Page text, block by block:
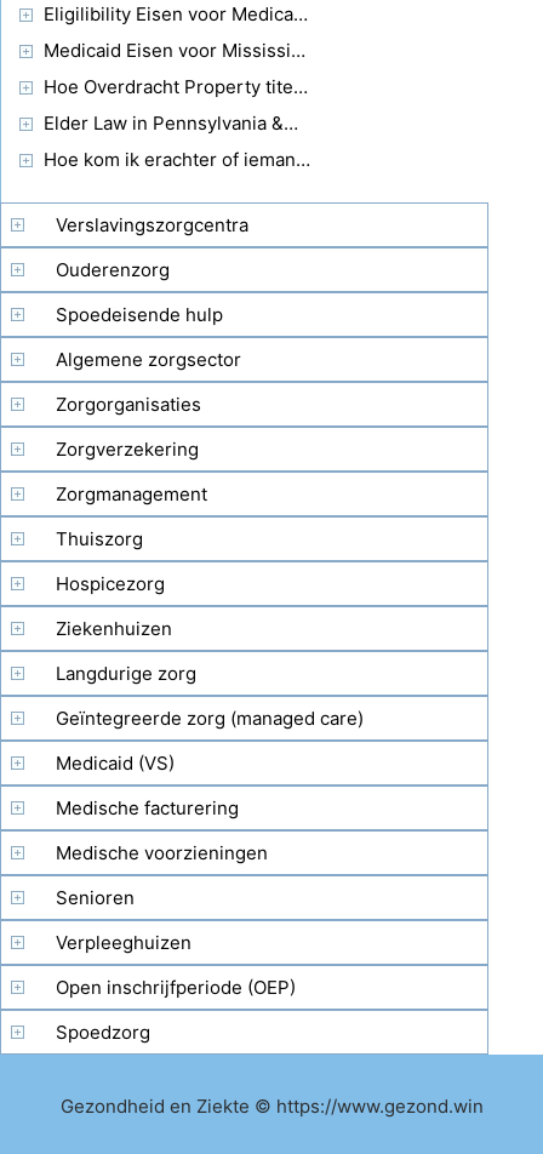
Eligilibility Eisen voor Medicaid in Illinois
Medicaid Eisen voor Mississippi
Hoe Overdracht Property titel te kwalificeren voor Medicaid
Elder Law in Pennsylvania &Medicaid Regels
Hoe kom ik erachter of iemand heeft Medicaid
Verslavingszorgcentra
Ouderenzorg
Spoedeisende hulp
Algemene zorgsector
Zorgorganisaties
Zorgverzekering
Zorgmanagement
Thuiszorg
Hospicezorg
Ziekenhuizen
Langdurige zorg
Geïntegreerde zorg (managed care)
Medicaid (VS)
Medische facturering
Medische voorzieningen
Senioren
Verpleeghuizen
Open inschrijfperiode (OEP)
Spoedzorg
Gezondheid en Ziekte © https://www.gezond.win